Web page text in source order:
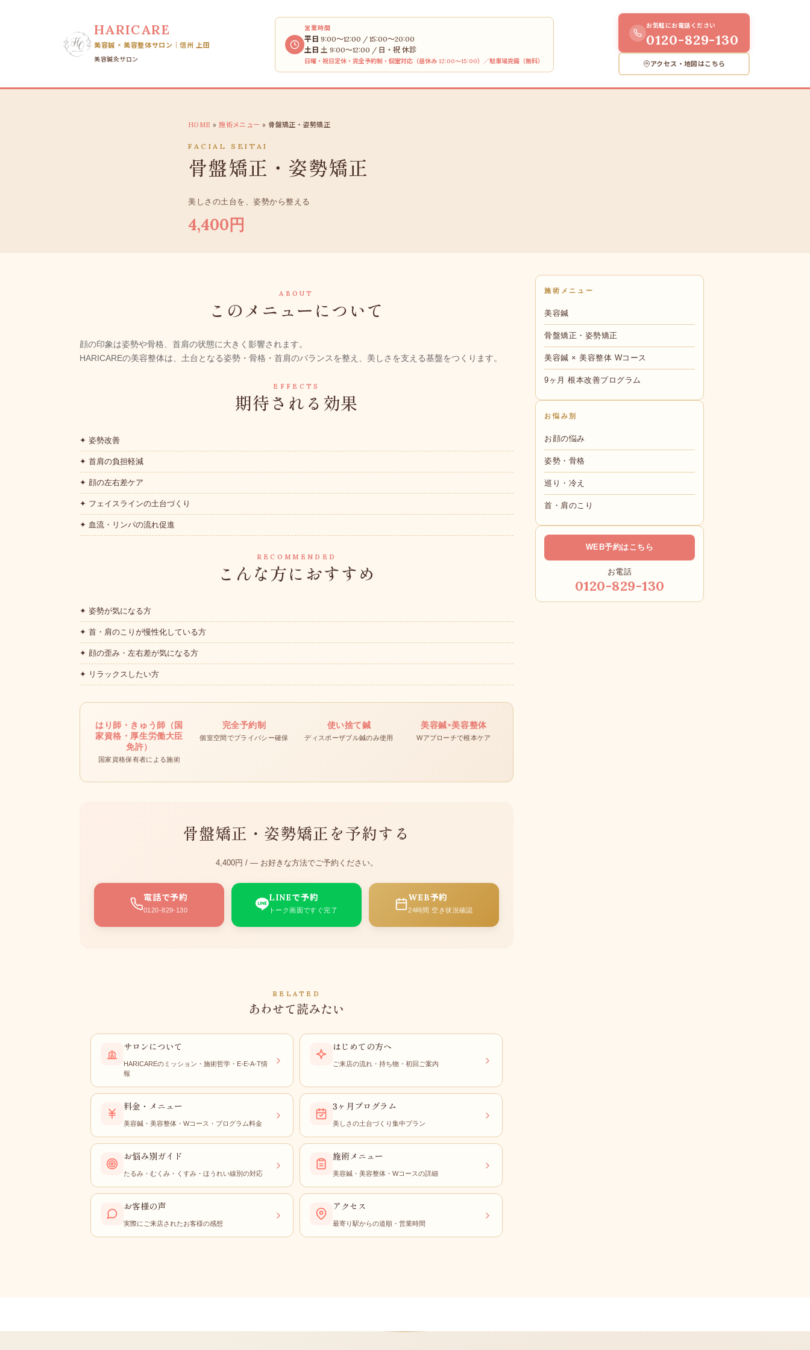
HARICARE
美容鍼 × 美容整体サロン｜信州 上田
美容鍼灸サロン
営業時間
平日 9:00〜12:00 / 15:00〜20:00
土日 土 9:00〜12:00 / 日・祝 休診
日曜・祝日定休・完全予約制・個室対応（昼休み 12:00〜15:00）／駐車場完備（無料）
お気軽にお電話ください
0120-829-130
アクセス・地図はこちら
HOME »施術メニュー » 骨盤矯正・姿勢矯正
FACIAL SEITAI
骨盤矯正・姿勢矯正
美しさの土台を、姿勢から整える
4,400円
ABOUT
このメニューについて
顔の印象は姿勢や骨格、首肩の状態に大きく影響されます。
HARICAREの美容整体は、土台となる姿勢・骨格・首肩のバランスを整え、美しさを支える基盤をつくります。
EFFECTS
期待される効果
✦ 姿勢改善
✦ 首肩の負担軽減
✦ 顔の左右差ケア
✦ フェイスラインの土台づくり
✦ 血流・リンパの流れ促進
RECOMMENDED
こんな方におすすめ
✦ 姿勢が気になる方
✦ 首・肩のこりが慢性化している方
✦ 顔の歪み・左右差が気になる方
✦ リラックスしたい方
はり師・きゅう師（国
家資格・厚生労働大臣
免許）
国家資格保有者による施術
完全予約制
個室空間でプライバシー確保
使い捨て鍼
ディスポーザブル鍼のみ使用
美容鍼×美容整体
Wアプローチで根本ケア
骨盤矯正・姿勢矯正を予約する
4,400円 / — お好きな方法でご予約ください。
電話で予約
0120-829-130
LINEで予約
トーク画面ですぐ完了
WEB予約
24時間 空き状況確認
RELATED
あわせて読みたい
サロンについて
HARICAREのミッション・施術哲学・E-E-A-T情
報
はじめての方へ
ご来店の流れ・持ち物・初回ご案内
料金・メニュー
美容鍼・美容整体・Wコース・プログラム料金
3ヶ月プログラム
美しさの土台づくり集中プラン
お悩み別ガイド
たるみ・むくみ・くすみ・ほうれい線別の対応
施術メニュー
美容鍼・美容整体・Wコースの詳細
お客様の声
実際にご来店されたお客様の感想
アクセス
最寄り駅からの道順・営業時間
施術メニュー
美容鍼
骨盤矯正・姿勢矯正
美容鍼 × 美容整体 Wコース
9ヶ月 根本改善プログラム
お悩み別
お顔の悩み
姿勢・骨格
巡り・冷え
首・肩のこり
WEB予約はこちら
お電話
0120-829-130